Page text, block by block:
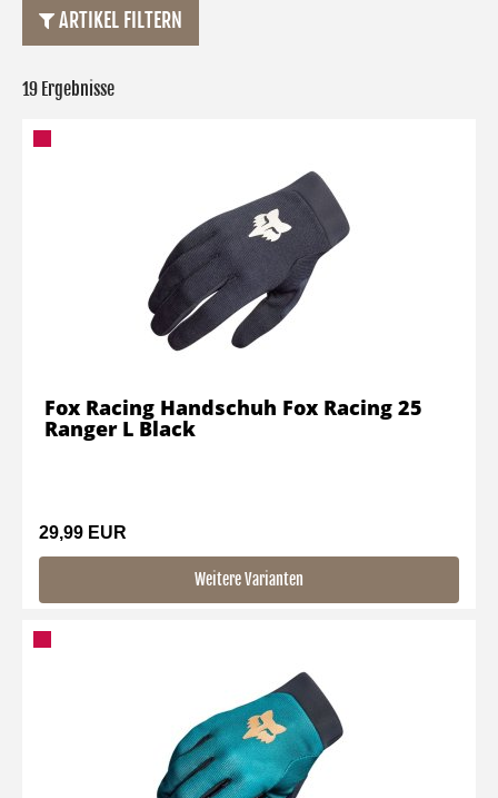
ARTIKEL FILTERN
19 Ergebnisse
29,99 EUR
Weitere Varianten
Fox Racing Handschuh Fox Racing 25
Ranger L Black